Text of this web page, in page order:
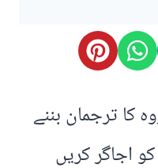
کا ترجمان بننے
اجاگر کریں